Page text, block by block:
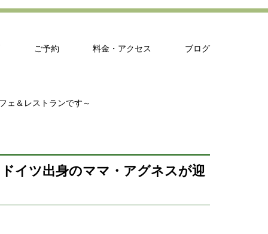
ご予約 料金・アクセス ブログ
ェ＆レストランです～
イツ出身のママ・アグネスが迎